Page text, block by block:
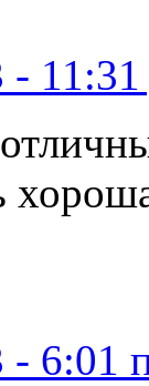
-
- 6:01